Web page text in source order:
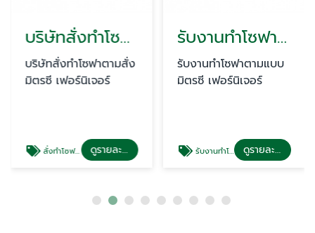
บริษัทสั่งทำโซฟาตามสั่ง
บริษัทสั่งทำโซฟาตามสั่ง
มิตรซี เฟอร์นิเจอร์
สั่งทำโซฟาตามสั่ง ดูรายละเอียด
รับงานทำโซฟาตามแบบ
รับงานทำโซฟาตามแบบ
มิตรซี เฟอร์นิเจอร์
รับงานทำโซฟาตามแบบ ดูรายละเอียด